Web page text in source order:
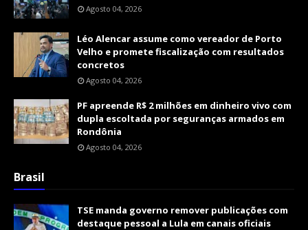
Agosto 04, 2026
Léo Alencar assume como vereador de Porto
Velho e promete fiscalização com resultados
concretos
Agosto 04, 2026
PF apreende R$ 2 milhões em dinheiro vivo com
dupla escoltada por seguranças armados em
Rondônia
Agosto 04, 2026
Brasil
TSE manda governo remover publicações com
destaque pessoal a Lula em canais oficiais